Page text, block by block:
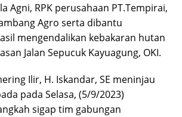
Agni, RPK perusahaan PT.Tempirai,
Agro serta dibantu
mengendalikan kebakaran hutan
Jalan Sepucuk Kayuagung, OKI.
Ilir, H. Iskandar, SE meninjau
pada Selasa, (5/9/2023)
sigap tim gabungan